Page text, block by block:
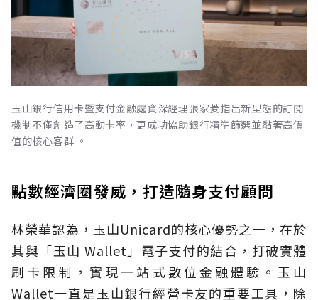
玉山銀行信用卡暨支付金融處資深經理張家菱指出新型態的訂閱
機制不僅創造了高動卡率，更成功協助銀行精準篩選並黏著高價
值的核心客群 。
點數經濟圈發威，打造隨身支付顧問
林榮華認為，玉山Unicard的核心優勢之一，在於
其與「玉山 Wallet」電子支付的結合，打破實體
刷卡限制，實現一站式數位金融體驗。玉山
Wallet一直是玉山銀行經營卡友的重要工具，除